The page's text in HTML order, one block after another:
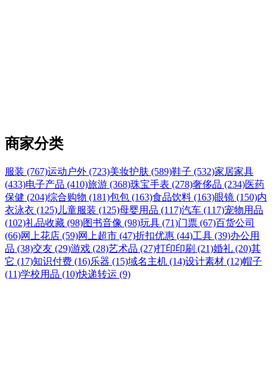
商家分类
服装 (767)运动户外 (723)美妆护肤 (589)鞋子 (532)家居家具
(433)电子产品 (410)旅游 (368)珠宝手表 (278)奢侈品 (234)医药
保健 (204)综合购物 (181)包包 (163)食品饮料 (163)眼镜 (150)内
衣泳衣 (125) 儿童服装 (125)母婴用品 (117)汽车 (117)宠物用品
(102)礼品收藏 (98)图书音像 (98)玩具 (71)门票 (67)百货公司
(66)网上花店 (59)网上超市 (47)折扣优惠 (44)工具 (39)办公用
品 (38)交友 (29)游戏 (28)艺术品 (27)打印印刷 (21)婚礼 (20)其
它 (17)知识付费 (16)乐器 (15)域名主机 (14)设计素材 (12)帽子
(11)学校用品 (10)快递转运 (9)